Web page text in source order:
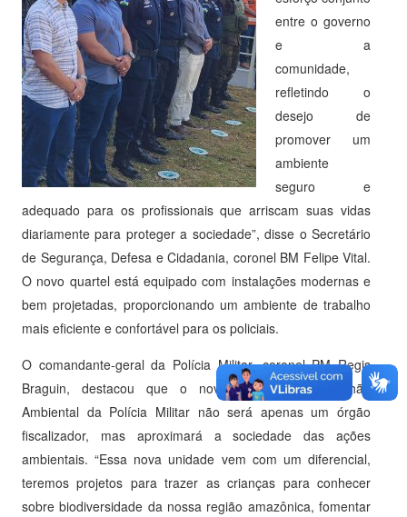
entre o governo
e a
comunidade,
refletindo o
desejo de
promover um
ambiente
seguro e
adequado para os profissionais que arriscam suas vidas
diariamente para proteger a sociedade”, disse o Secretário
de Segurança, Defesa e Cidadania, coronel BM Felipe Vital.
O novo quartel está equipado com instalações modernas e
bem projetadas, proporcionando um ambiente de trabalho
mais eficiente e confortável para os policiais.
O comandante-geral da Polícia Militar, coronel PM Regis
Braguin, destacou que o novo pelotão do Batalhão
Ambiental da Polícia Militar não será apenas um órgão
fiscalizador, mas aproximará a sociedade das ações
ambientais. “Essa nova unidade vem com um diferencial,
teremos projetos para trazer as crianças para conhecer
sobre biodiversidade da nossa região amazônica, fomentar